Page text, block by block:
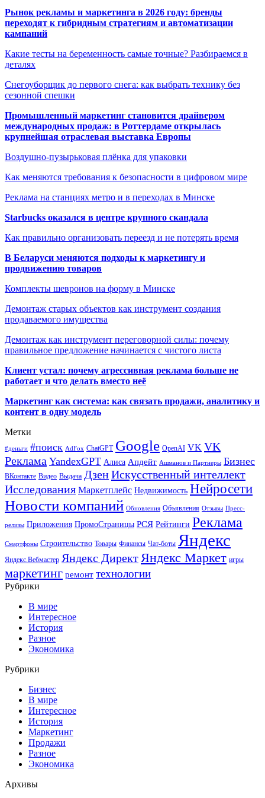
Рынок рекламы и маркетинга в 2026 году: бренды
переходят к гибридным стратегиям и автоматизации
кампаний
Какие тесты на беременность самые точные? Разбираемся в
деталях
Снегоуборщик до первого снега: как выбрать технику без
сезонной спешки
Промышленный маркетинг становится драйвером
международных продаж: в Роттердаме открылась
крупнейшая отраслевая выставка Европы
Воздушно-пузырьковая плёнка для упаковки
Как меняются требования к безопасности в цифровом мире
Реклама на станциях метро и в переходах в Минске
Starbucks оказался в центре крупного скандала
Как правильно организовать переезд и не потерять время
В Беларуси меняются подходы к маркетингу и
продвижению товаров
Комплекты шевронов на форму в Минске
Демонтаж старых объектов как инструмент создания
продаваемого имущества
Демонтаж как инструмент переговорной силы: почему
правильное предложение начинается с чистого листа
Клиент устал: почему агрессивная реклама больше не
работает и что делать вместо неё
Маркетинг как система: как связать продажи, аналитику и
контент в одну модель
Метки
#деньги #поиск AdFox ChatGPT Google OpenAI VK VK
Реклама YandexGPT Алиса Апдейт Ашманов и Партнеры Бизнес
ВКонтакте Видео Выдача ДзенИскусственный интеллект
Исследования Маркетплейс Недвижимость Нейросети
Новости компаний Обновления Объявления Отзывы Пресс-
релизы Приложения ПромоСтраницы РСЯ Рейтинги Реклама
Смартфоны Строительство Товары Финансы Чат-боты Яндекс
Яндекс.Вебмастер Яндекс Директ Яндекс Маркет игры
маркетинг ремонт технологии
Рубрики
В мире
Интересное
История
Разное
Экономика
Рубрики
Бизнес
В мире
Интересное
История
Маркетинг
Продажи
Разное
Экономика
Архивы